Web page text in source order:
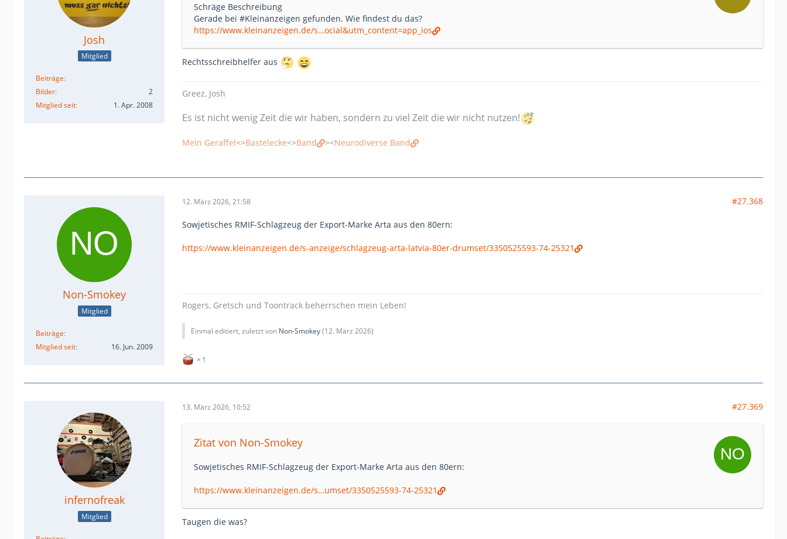
Josh
Mitglied
Beiträge
Bilder
2
Mitglied seit
1. Apr. 2008
Schräge Beschreibung
Gerade bei #Kleinanzeigen gefunden. Wie findest du das?
https://www.kleinanzeigen.de/s…ocial&utm_content=app_ios
Rechtsschreibhelfer aus
Greez, Josh
Es ist nicht wenig Zeit die wir haben, sondern zu viel Zeit die wir nicht nutzen!
Mein Geraffel<>Bastelecke<>Band ><Neurodiverse Band
Non-Smokey
Mitglied
Beiträge
Mitglied seit
16. Jun. 2009
12. März 2026, 21:58 #27.368
Sowjetisches RMIF-Schlagzeug der Export-Marke Arta aus den 80ern:
https://www.kleinanzeigen.de/s-anzeige/schlagzeug-arta-latvia-80er-drumset/3350525593-74-25321
Rogers, Gretsch und Toontrack beherrschen mein Leben!
Einmal editiert, zuletzt von Non-Smokey(12. März 2026)
1
infernofreak
Mitglied
13. März 2026, 10:52 #27.369
Zitat von Non-Smokey
Sowjetisches RMIF-Schlagzeug der Export-Marke Arta aus den 80ern:
https://www.kleinanzeigen.de/s…umset/3350525593-74-25321
Taugen die was?